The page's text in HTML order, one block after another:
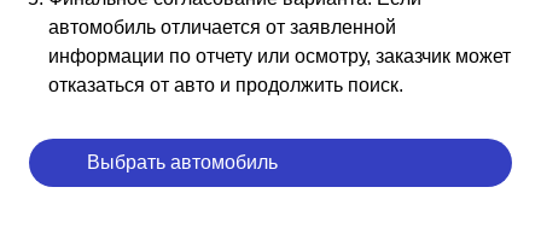
автомобиль отличается от заявленной
информации по отчету или осмотру, заказчик может
отказаться от авто и продолжить поиск.
Выбрать автомобиль